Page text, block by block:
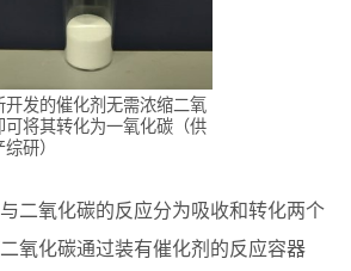
开发的催化剂无需浓缩二氧
可将其转化为一氧化碳（供
研）
二氧化碳的反应分为吸收和转化两个
氧化碳通过装有催化剂的反应容器